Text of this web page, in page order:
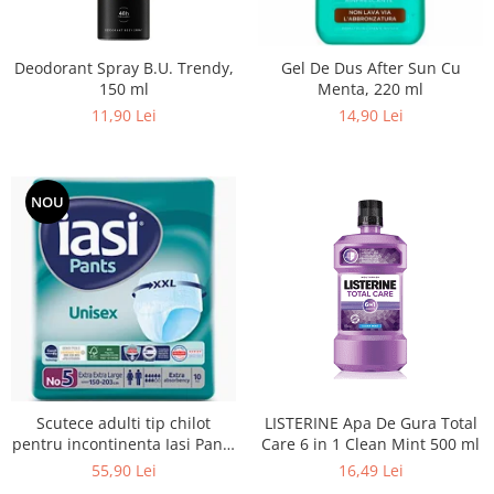
Balsam de par
Ceara de par si gel
Accesorii par
Cosmetice profesionale
Sampon de par
Vopsea de par si oxidant
Accesorii tuns si vopsit
Hair styling
Balsam de par
Ingrijire corp
Geluri de dus
Deodorante si antiperspirante
Lotiuni si creme de corp
Parfumuri
Sapunuri
Spuma si saruri de baie
Deodorant Spray B.U. Trendy,
150 ml
11,90 Lei
Gel De Dus After Sun Cu
Menta, 220 ml
14,90 Lei
NOU
Scutece adulti tip chilot
pentru incontinenta Iasi Pants
Unisex, Marime XXL, 10 buc
55,90 Lei
LISTERINE Apa De Gura Total
Care 6 in 1 Clean Mint 500 ml
16,49 Lei